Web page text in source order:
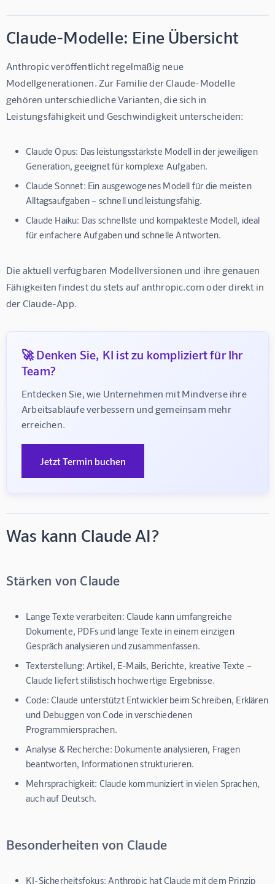
Claude-Modelle: Eine Übersicht
Anthropic veröffentlicht regelmäßig neue
Modellgenerationen. Zur Familie der Claude-Modelle
gehören unterschiedliche Varianten, die sich in
Leistungsfähigkeit und Geschwindigkeit unterscheiden:
Claude Opus: Das leistungsstärkste Modell in der jeweiligen
Generation, geeignet für komplexe Aufgaben.
Claude Sonnet: Ein ausgewogenes Modell für die meisten
Alltagsaufgaben – schnell und leistungsfähig.
Claude Haiku: Das schnellste und kompakteste Modell, ideal
für einfachere Aufgaben und schnelle Antworten.
Die aktuell verfügbaren Modellversionen und ihre genauen
Fähigkeiten findest du stets auf anthropic.com oder direkt in
der Claude-App.
🚀 Denken Sie, KI ist zu kompliziert für Ihr
Team?
Entdecken Sie, wie Unternehmen mit Mindverse ihre
Arbeitsabläufe verbessern und gemeinsam mehr
erreichen.
Jetzt Termin buchen
Was kann Claude AI?
Stärken von Claude
Lange Texte verarbeiten: Claude kann umfangreiche
Dokumente, PDFs und lange Texte in einem einzigen
Gespräch analysieren und zusammenfassen.
Texterstellung: Artikel, E-Mails, Berichte, kreative Texte –
Claude liefert stilistisch hochwertige Ergebnisse.
Code: Claude unterstützt Entwickler beim Schreiben, Erklären
und Debuggen von Code in verschiedenen
Programmiersprachen.
Analyse & Recherche: Dokumente analysieren, Fragen
beantworten, Informationen strukturieren.
Mehrsprachigkeit: Claude kommuniziert in vielen Sprachen,
auch auf Deutsch.
Besonderheiten von Claude
KI-Sicherheitsfokus: Anthropic hat Claude mit dem Prinzip